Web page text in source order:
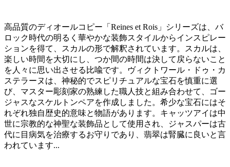
高品質のディオールコピー「Reines et Rois」シリーズは、バ
ロック時代の明るく華やかな装飾スタイルからインスピレー
ションを得て、スカルの形で解釈されています。スカルは、
楽しい時間を大切にし、つか間の時間は決して戻らないこと
を人々に思い出させる比喩です。ヴィクトワール・ドゥ・カ
ステラーヌは、神秘的でスピリチュアルな宝石を慎重に選
び、マスター彫刻家の熟練した職人技と組み合わせて、ゴー
ジャスなスケルトンペアを作成しました。希少な宝石にはそ
れぞれ独自歴史的意味と物語があります。キャッツアイは中
世に宗教的な神聖な装飾品として使用され、ジャスパーは古
代に目病気を治療するお守りであり、翡翠は腎臓に良いと言
われています...